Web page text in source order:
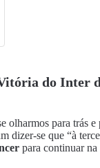
do Inter
olharmos para trás e
dizer-se que “à
para continuar na